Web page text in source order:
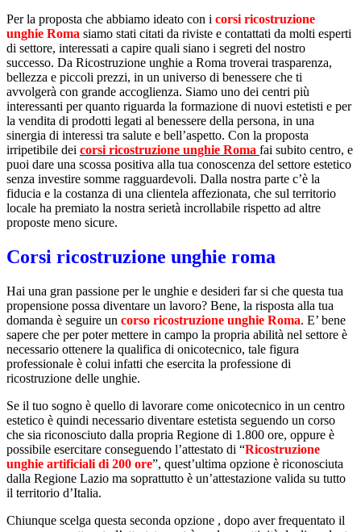
Per la proposta che abbiamo ideato con i corsi ricostruzione
unghie Roma siamo stati citati da riviste e contattati da molti esperti
di settore, interessati a capire quali siano i segreti del nostro
successo. Da Ricostruzione unghie a Roma troverai trasparenza,
bellezza e piccoli prezzi, in un universo di benessere che ti
avvolgerà con grande accoglienza. Siamo uno dei centri più
interessanti per quanto riguarda la formazione di nuovi estetisti e per
la vendita di prodotti legati al benessere della persona, in una
sinergia di interessi tra salute e bell’aspetto. Con la proposta
irripetibile dei corsi ricostruzione unghie Roma fai subito centro, e
puoi dare una scossa positiva alla tua conoscenza del settore estetico
senza investire somme ragguardevoli. Dalla nostra parte c’è la
fiducia e la costanza di una clientela affezionata, che sul territorio
locale ha premiato la nostra serietà incrollabile rispetto ad altre
proposte meno sicure.
Corsi ricostruzione unghie roma
Hai una gran passione per le unghie e desideri far si che questa tua
propensione possa diventare un lavoro? Bene, la risposta alla tua
domanda è seguire un corso ricostruzione unghie Roma. E’ bene
sapere che per poter mettere in campo la propria abilità nel settore è
necessario ottenere la qualifica di onicotecnico, tale figura
professionale è colui infatti che esercita la professione di
ricostruzione delle unghie.
Se il tuo sogno è quello di lavorare come onicotecnico in un centro
estetico è quindi necessario diventare estetista seguendo un corso
che sia riconosciuto dalla propria Regione di 1.800 ore, oppure è
possibile esercitare conseguendo l’attestato di “Ricostruzione
unghie artificiali di 200 ore”, quest’ultima opzione è riconosciuta
dalla Regione Lazio ma soprattutto è un’attestazione valida su tutto
il territorio d’Italia.
Chiunque scelga questa seconda opzione , dopo aver frequentato il